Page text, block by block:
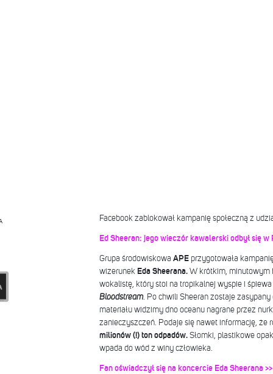
Facebook zablokował kampanię społeczną z
Ed Sheeran: jego wieczór kawalerski odbył się w
Grupa środowiskowa APE przygotowała
wizerunek Eda Sheerana.W krótkim, minutowym
wokalistę, który stoi na tropikalnej wyspie i
Bloodstream. Po chwili Sheeran zostaje
materiału widzimy dno oceanu nagrane przez
zanieczyszczeń. Podaje się nawet informację, że
milionów (!) ton odpadów. Słomki, plastikowe
wpada do wód z winy człowieka.
Fan oświadczył się na koncercie Eda Sheerana >>